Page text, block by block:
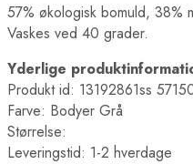
57% økologisk bomuld, 38%
Vaskes ved 40 grader.
Yderlige
Produkt id: 13192861ss
Farve: Bodyer Grå
Størrelse:
Leveringstid: 1-2 hverdage